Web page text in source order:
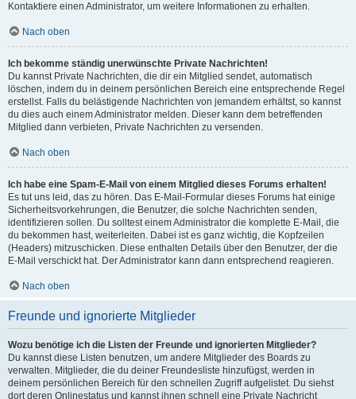
Kontaktiere einen Administrator, um weitere Informationen zu erhalten.
Nach oben
Ich bekomme ständig unerwünschte Private Nachrichten!
Du kannst Private Nachrichten, die dir ein Mitglied sendet, automatisch
löschen, indem du in deinem persönlichen Bereich eine entsprechende Regel
erstellst. Falls du belästigende Nachrichten von jemandem erhältst, so kannst
du dies auch einem Administrator melden. Dieser kann dem betreffenden
Mitglied dann verbieten, Private Nachrichten zu versenden.
Nach oben
Ich habe eine Spam-E-Mail von einem Mitglied dieses Forums erhalten!
Es tut uns leid, das zu hören. Das E-Mail-Formular dieses Forums hat einige
Sicherheitsvorkehrungen, die Benutzer, die solche Nachrichten senden,
identifizieren sollen. Du solltest einem Administrator die komplette E-Mail, die
du bekommen hast, weiterleiten. Dabei ist es ganz wichtig, die Kopfzeilen
(Headers) mitzuschicken. Diese enthalten Details über den Benutzer, der die
E-Mail verschickt hat. Der Administrator kann dann entsprechend reagieren.
Nach oben
Freunde und ignorierte Mitglieder
Wozu benötige ich die Listen der Freunde und ignorierten Mitglieder?
Du kannst diese Listen benutzen, um andere Mitglieder des Boards zu
verwalten. Mitglieder, die du deiner Freundesliste hinzufügst, werden in
deinem persönlichen Bereich für den schnellen Zugriff aufgelistet. Du siehst
dort deren Onlinestatus und kannst ihnen schnell eine Private Nachricht